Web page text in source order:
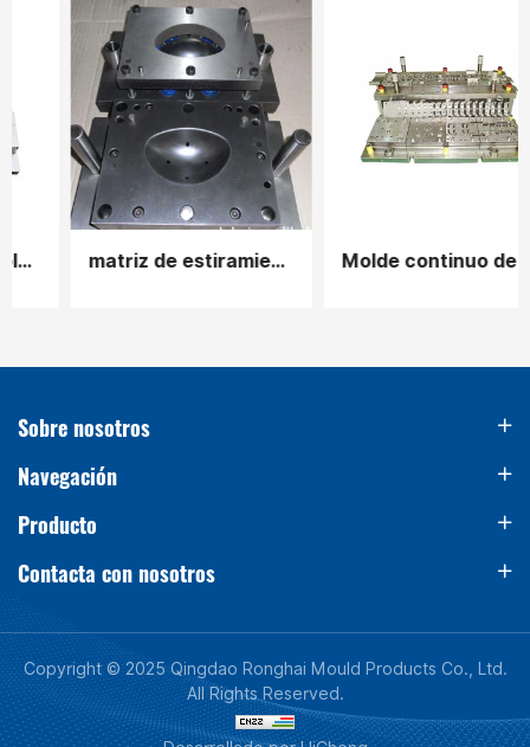
matriz de estiramiento Molde continuo de piezas de automóvil
Sobre nosotros
Navegación
Producto
Contacta con nosotros
Copyright © 2025 Qingdao Ronghai Mould Products Co., Ltd.
All Rights Reserved.